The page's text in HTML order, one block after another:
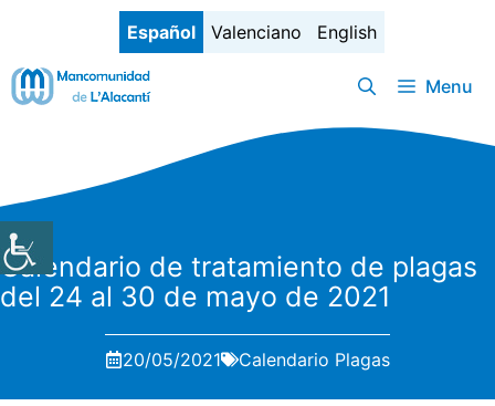
contenido
Español Valenciano English
Menu
Calendario de tratamiento de plagas
del 24 al 30 de mayo de 2021
20/05/2021 Calendario Plagas